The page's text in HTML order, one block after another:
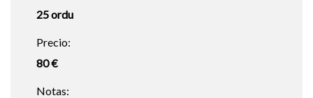
25 ordu
Precio:
80 €
Notas: